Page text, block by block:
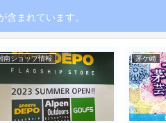
含まれています。
南ショップ情報 茅ケ崎